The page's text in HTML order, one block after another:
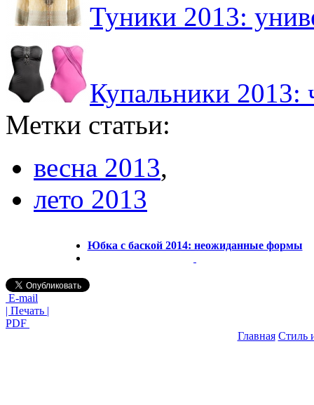
Туники 2013:
Купальники 2013:
Метки статьи:
весна 2013,
лето 2013
Юбка с баской 2014: неожиданные формы
E-mail
| Печать |
PDF
Главная Стиль